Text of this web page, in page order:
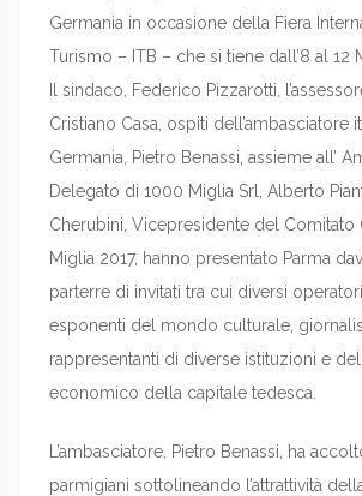
Germania in occasione della Fiera
Turismo – ITB – che si tiene dall’8 al 12
Il sindaco, Federico Pizzarotti,
Cristiano Casa, ospiti dell’ambasciatore
Germania, Pietro Benassi, assieme all’
Delegato di 1000 Miglia Srl, Alberto
Cherubini, Vicepresidente del Comitato
Miglia 2017, hanno presentato Parma
parterre di invitati tra cui diversi
esponenti del mondo culturale,
rappresentanti di diverse istituzioni e
economico della capitale tedesca.
L’ambasciatore, Pietro Benassi, ha
parmigiani sottolineando l’attrattività